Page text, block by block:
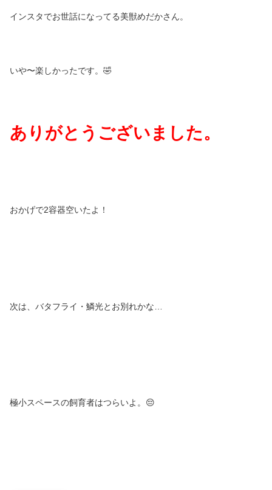
インスタでお世話になってる美獣めだかさん。
いや〜楽しかったです。🤣
ありがとうございました。
おかげで2容器空いたよ！
次は、バタフライ・鱗光とお別れかな…
極小スペースの飼育者はつらいよ。😔